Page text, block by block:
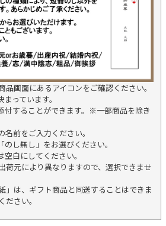
品画面にあるアイコンをご確認ください。
っています。
付することができます。※一部商品を除き
前をご入力ください。
し無し」をお選びください。
白にしてください。
荷元により異なりますので、選択できませ
」は、ギフト商品と同送することはできま
さい。